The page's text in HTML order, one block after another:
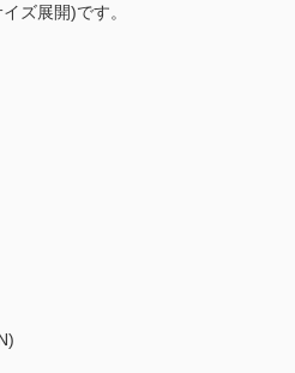
ズ展開)です。